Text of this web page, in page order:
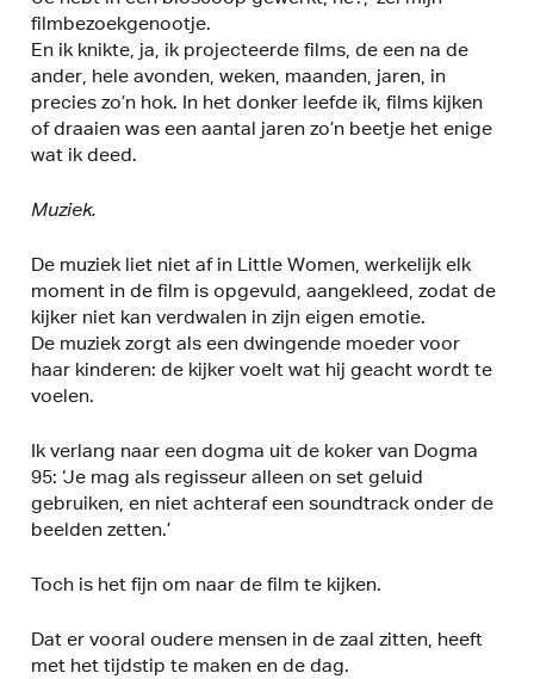
filmbezoekgenootje.
En ik knikte, ja, ik projecteerde films, de een na de
ander, hele avonden, weken, maanden, jaren, in
precies zo’n hok. In het donker leefde ik, films kijken
of draaien was een aantal jaren zo’n beetje het enige
wat ik deed.
Muziek.
De muziek liet niet af in Little Women, werkelijk elk
moment in de film is opgevuld, aangekleed, zodat de
kijker niet kan verdwalen in zijn eigen emotie.
De muziek zorgt als een dwingende moeder voor
haar kinderen: de kijker voelt wat hij geacht wordt te
voelen.
Ik verlang naar een dogma uit de koker van Dogma
95: ‘Je mag als regisseur alleen on set geluid
gebruiken, en niet achteraf een soundtrack onder de
beelden zetten.’
Toch is het fijn om naar de film te kijken.
Dat er vooral oudere mensen in de zaal zitten, heeft
met het tijdstip te maken en de dag.